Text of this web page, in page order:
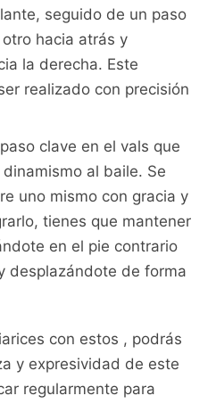
seguido de un paso
hacia atrás y
⁢la derecha. Este
realizado con precisión
clave⁣ en el vals ⁢que
al baile. Se
uno mismo con ⁤gracia‌ y
tienes que mantener
en el pie contrario
desplazándote de forma
con‌ estos ⁣, podrás
y expresividad de este
regularmente⁣ para